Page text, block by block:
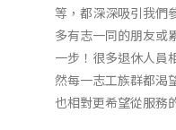
等，都深深吸引我們
多有志一同的朋友或
一步！很多退休人員
然每一志工族群都渴
也相對更希望從服務